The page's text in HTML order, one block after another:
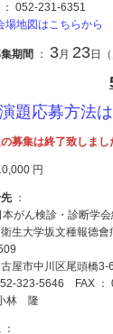
： 052-231-6351
場地図はこちらから
期間 ： 3月 23日
題応募方法
募集は終了致しまし
円
：
がん検診・診断学
生大学坂文種報德
屋市中川区尾頭橋3-
323-5646 FAX ：
林 隆
：